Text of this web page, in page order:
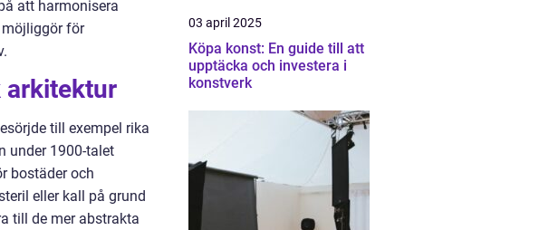
att harmonisera
möjliggör för
arkitektur
till exempel rika
under 1900-talet
bostäder och
eller kall på grund
till de mer abstrakta
03 april 2025
Köpa konst: En guide till att
upptäcka och investera i
konstverk